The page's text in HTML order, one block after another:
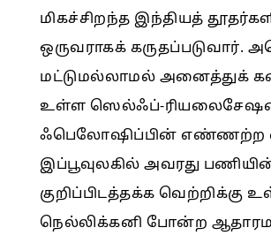
மிகச்சிறந்த இந்தியத்
ஒருவராகக் கருதப்படுவார்.
மட்டுமல்லாமல் அனைத்துக்
உள்ள ஸெல்ஃப்-
ஃபெலோஷிப்பின் எண்ணற்ற
இப்பூவுலகில் அவரது
குறிப்பிடத்தக்க வெற்றிக்கு
நெல்லிக்கனி போன்ற